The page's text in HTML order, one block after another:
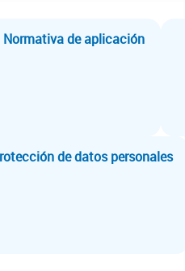
Normativa de aplicación
de datos personales